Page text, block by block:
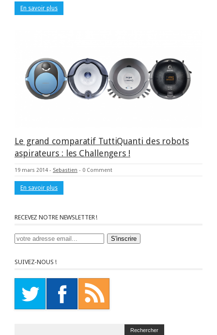
En savoir plus
Le grand comparatif TuttiQuanti des robots
aspirateurs : les Challengers !
19 mars 2014 - Sebastien - 0 Comment
En savoir plus
RECEVEZ NOTRE NEWSLETTER !
SUIVEZ-NOUS !